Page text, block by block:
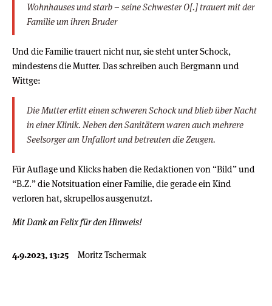
Wohnhauses und starb – seine Schwester O[.] trauert mit der
Familie um ihren Bruder
Und die Familie trauert nicht nur, sie steht unter Schock,
mindestens die Mutter. Das schreiben auch Bergmann und
Wittge:
Die Mutter erlitt einen schweren Schock und blieb über Nacht
in einer Klinik. Neben den Sanitätern waren auch mehrere
Seelsorger am Unfallort und betreuten die Zeugen.
Für Auflage und Klicks haben die Redaktionen von “Bild” und
“B.Z.” die Notsituation einer Familie, die gerade ein Kind
verloren hat, skrupellos ausgenutzt.
Mit Dank an Felix für den Hinweis!
4.9.2023, 13:25 Moritz Tschermak